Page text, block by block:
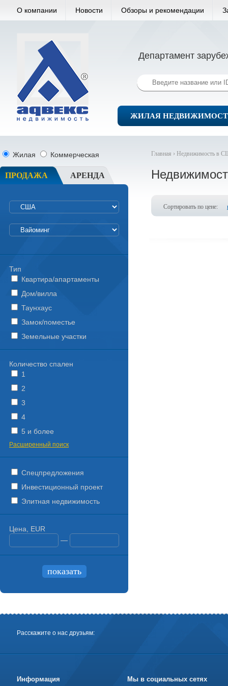
О компании Новости Обзоры и рекомендации
Департамент
ЖИЛАЯ
Главная › Недвижимость в
Сортировать по цене:
Жилая Коммерческая
ПРОДАЖА АРЕНДА
Тип
Квартира/апартаменты
Дом/вилла
Таунхаус
Замок/поместье
Земельные участки
Количество спален
1
2
3
4
5 и более
Расширенный поиск
Спецпредложения
Инвестиционный проект
Элитная недвижимость
Цена, EUR
—
Расскажите о нас друзьям:
Информация Мы в социальных сетях